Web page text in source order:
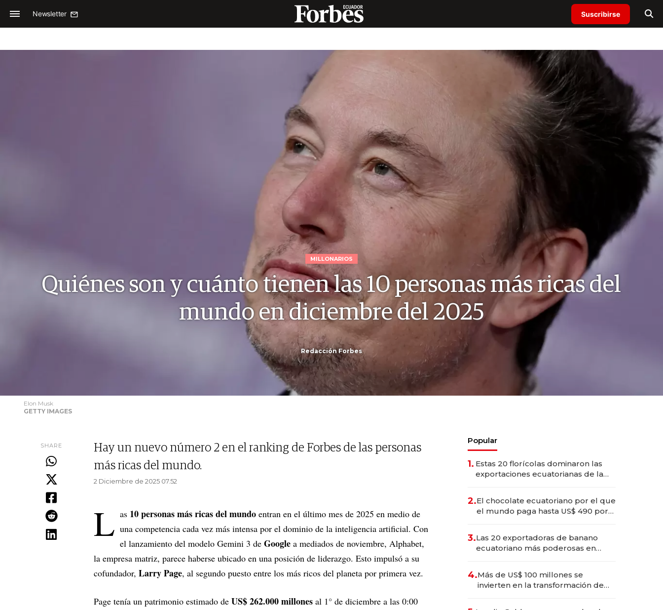
Newsletter Suscribirse
MILLONARIOS
Quiénes son y cuánto tienen las 10 personas más ricas del
mundo en diciembre del 2025
Redacción Forbes
Elon Musk
GETTY IMAGES
SHARE
Hay un nuevo número 2 en el ranking de Forbes de las personas
más ricas del mundo.
2 Diciembre de 2025 07.52
L as 10 personas más ricas del mundo entran en el último mes de 2025 en medio de
una competencia cada vez más intensa por el dominio de la inteligencia artificial. Con
el lanzamiento del modelo Gemini 3 de Google a mediados de noviembre, Alphabet,
la empresa matriz, parece haberse ubicado en una posición de liderazgo. Esto impulsó a su
cofundador, Larry Page, al segundo puesto entre los más ricos del planeta por primera vez.
Page tenía un patrimonio estimado de US$ 262.000 millones al 1° de diciembre a las 0:00
Popular
1. Estas 20 florícolas dominaron las
exportaciones ecuatorianas de la
2.El chocolate ecuatoriano por el que
el mundo paga hasta US$ 490 por
3.Las 20 exportadoras de banano
ecuatoriano más poderosas en
4.Más de US$ 100 millones se
invierten en la transformación de